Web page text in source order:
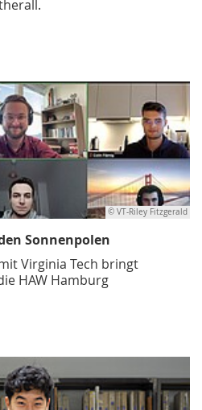
© VT-Riley Fitzgerald
Sonnenpolen
Virginia Tech bringt
HAW Hamburg